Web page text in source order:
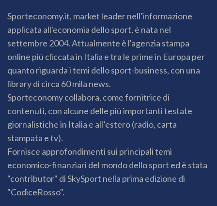
Sporteconomy.it, market leader nell'informazione
applicata all'economia dello sport, è nata nel
settembre 2004. Attualmente è l'agenzia stampa
online più cliccata in Italia e tra le prime in Europa per
quanto riguarda i temi dello sport-business, con una
library di circa 60 mila news.
Sporteconomy collabora, come fornitrice di
contenuti, con alcune delle più importanti testate
giornalistiche in Italia e all’estero (radio, carta
stampata e tv).
Fornisce approfondimenti sui principali temi
economico-finanziari del mondo dello sport ed è stata
"contributor" di SkySport nella prima edizione di
"CodiceRosso".